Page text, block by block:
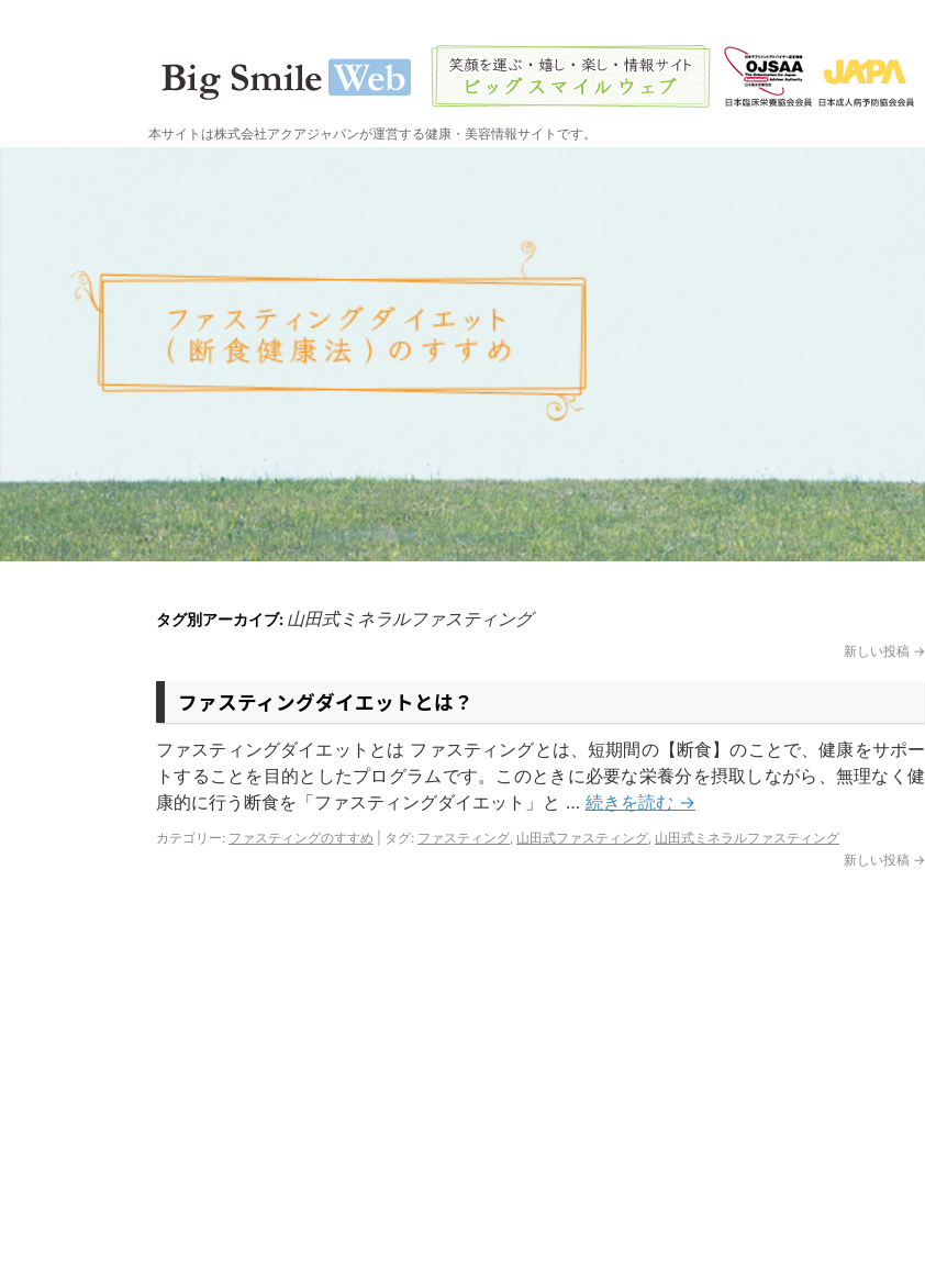
本サイトは株式会社アクアジャパンが運営する健康・美容情報サイトです。
タグ別アーカイブ: 山田式ミネラルファスティング
新しい投稿 →
ファスティングダイエットとは？
ファスティングダイエットとは ファスティングとは、短期間の【断食】のことで、健康をサポー
トすることを目的としたプログラムです。このときに必要な栄養分を摂取しながら、無理なく健
康的に行う断食を「ファスティングダイエット」と … 続きを読む →
カテゴリー: ファスティングのすすめ タグ: ファスティング, 山田式ファスティング, 山田式ミネラルファスティング
新しい投稿 →